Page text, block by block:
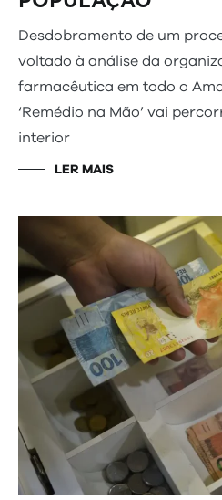
Desdobramento de um
voltado à análise da
farmacêutica em todo o
‘Remédio na Mão’ vai
interior
LER MAIS